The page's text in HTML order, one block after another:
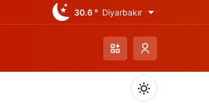
30.6 ° Diyarbakır